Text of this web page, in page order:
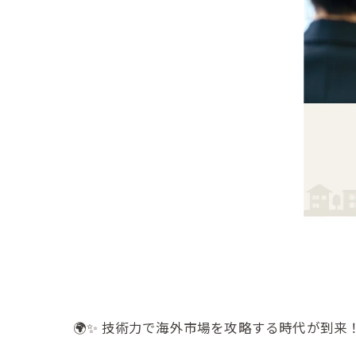
🌍✨ 技術力で海外市場を攻略する時代が到来